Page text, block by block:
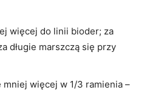
więcej do linii bioder; za
długie marszczą się przy
mniej więcej w 1/3 ramienia –